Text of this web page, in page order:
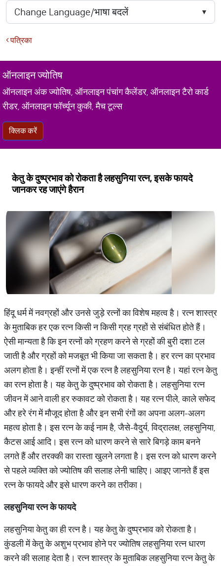
पत्रिका
ऑनलाइन ज्योतिष
ऑनलाइन अंक ज्योतिष, ऑनलाइन पंचांग कैलेंडर, ऑनलाइन टैरो कार्ड
रीडर, ऑनलाइन फॉर्च्यून कुकी, मैच टूल्स
क्लिक करें
केतु के दुष्प्रभाव को रोकता है लहसुनिया रत्न, इसके फायदे
जानकर रह जाएंगे हैरान
हिंदू धर्म में नवग्रहों और उनसे जुड़े रत्नों का विशेष महत्व है। रत्न शास्त्र
के मुताबिक हर एक रत्न किसी न किसी ग्रह ग्रहों से संबंधित होते हैं।
ऐसी मान्यता है कि इन रत्नों को ग्रहण करने से ग्रहों की बुरी दशा टल
जाती है और ग्रहों को मजबूत भी किया जा सकता है। हर रत्न का प्रभाव
अलग होता है। इन्हीं रत्नों में एक रत्न है लहसुनिया रत्न है। यहां रत्न केतु
का रत्न होता है। यह केतु के दुष्प्रभाव को रोकता है। लहसुनिया रत्न
जीवन में आने वाली हर रुकावट को रोकता है। यह रत्न पीले, काले सफेद
और हरे रंग में मौजूद होता है और इन सभी रंगों का अपना अलग-अलग
महत्व होता है। इस रत्न के कई नाम है, जैसे-वैदुर्य, विद्रालक्ष, लहसुनिया,
कैटस आई आदि। इस रत्न को धारण करने से सारे बिगड़े काम बनने
लगते हैं और तरक्की का रास्ता खुलने लगता है। इस रत्न को धारण करने
से पहले व्यक्ति को ज्योतिष की सलाह लेनी चाहिए। आइए जानते हैं इस
रत्न के फायदे और इसे धारण करने का तरीका।
लहसुनियारत्नकेफायदे
लहसुनिया केतु का ही रत्न है। यह केतु के दुष्प्रभाव को रोकता है।
कुंडली में केतु के अशुभ प्रभाव होने पर ज्योतिष लहसुनिया रत्न धारण
करने की सलाह देता है। रत्न शास्त्र के मुताबिक लहसुनिया रत्न केतु के